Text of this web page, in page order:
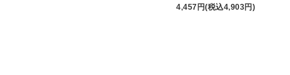
4,457円(税込4,903円)